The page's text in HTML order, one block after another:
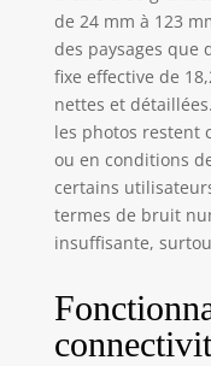
de 24 mm à 123
des paysages que
fixe effective de
nettes et
les photos restent
ou en conditions
certains
termes de bruit
insuffisante,